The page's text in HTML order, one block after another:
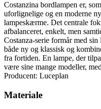
Costanzina bordlampen er,
uforlignelige og en moderne
lampeskærme. Det centrale
afbalanceret, enkelt, men
Costanza-serie formår med
både ny og klassisk og
fra fortiden. En lampe, der
være sine mange modeller,
Producent: Luceplan
Materiale